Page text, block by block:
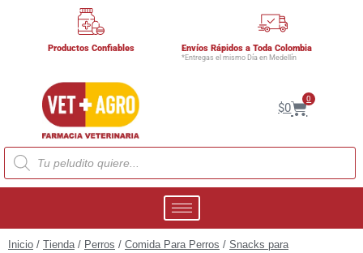
Productos Confiables Envíos Rápidos a Toda Colombia
*Entregas el mismo Día en Medellín
$0
0
Inicio / Tienda/ Perros / Comida Para Perros / Snacks para